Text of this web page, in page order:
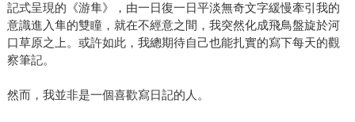
記式呈現的《游隼》，由一日復一日平淡無奇文字緩慢牽引我的
意識進入隼的雙瞳，就在不經意之間，我突然化成飛鳥盤旋於河
口草原之上。或許如此，我總期待自己也能扎實的寫下每天的觀
察筆記。
然而，我並非是一個喜歡寫日記的人。